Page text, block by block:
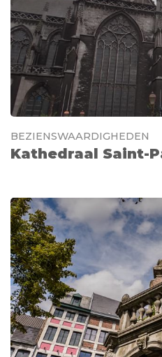
BEZIENSWAARDIGHEDEN
Kathedraal Saint-